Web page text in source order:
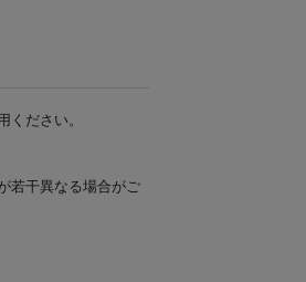
ください。
若干異なる場合がご